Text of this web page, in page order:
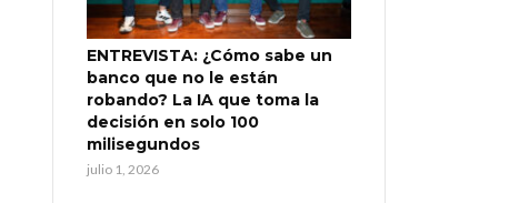
ENTREVISTA: ¿Cómo sabe un
banco que no le están
robando? La IA que toma la
decisión en solo 100
milisegundos
julio 1, 2026